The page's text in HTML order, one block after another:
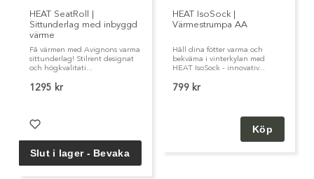
HEAT SeatRoll |
Sittunderlag med inbyggd
värme
Få värmen med Avignons varma
sittunderlag! Stilrent designat
och högkvalitati...
1295 kr
HEAT IsoSock |
Värmestrumpa AA
Håll dina fötter varma och
bekväma i vinterkylan med
HEAT IsoSock - innovativ...
799 kr